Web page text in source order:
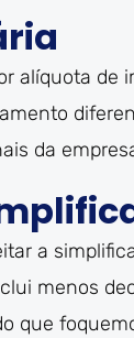
alíquota de
da
a
menos
que